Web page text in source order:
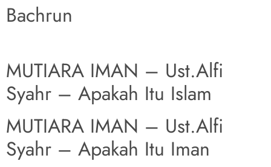
Bachrun
MUTIARA IMAN – Ust.Alfi
Syahr – Apakah Itu Islam
MUTIARA IMAN – Ust.Alfi
Syahr – Apakah Itu Iman